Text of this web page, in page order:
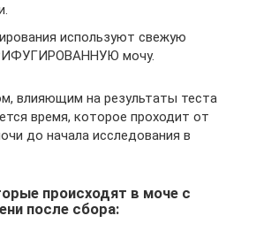
используют свежую
мочу.
влияющим на результаты теста
время, которое проходит от
до начала исследования в
происходят в моче с
после сбора: